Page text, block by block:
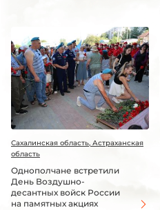
Сахалинская область, Астраханская
область
Однополчане встретили
День Воздушно-
десантных войск России
на памятных акциях